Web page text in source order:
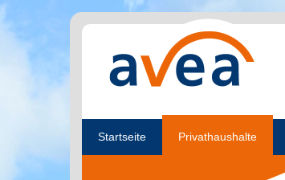
Startseite Privathaushalte